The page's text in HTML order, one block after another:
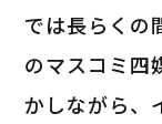
では長らくの
のマスコミ四
かしながら、